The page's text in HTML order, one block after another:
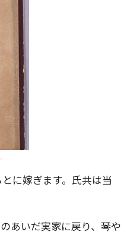
に嫁ぎます。氏共は当
あいだ実家に戻り、琴や